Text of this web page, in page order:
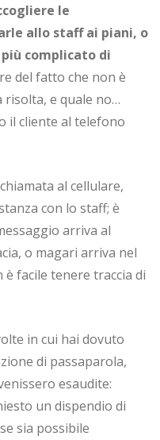
le
allo staff ai piani, o
complicato di
del fatto che non è
risolta, e quale no…
il cliente al telefono
al cellulare,
con lo staff; è
arriva al
o magari arriva nel
è facile tenere traccia di
in cui hai dovuto
di passaparola,
esaudite:
un dispendio di
sia possibile